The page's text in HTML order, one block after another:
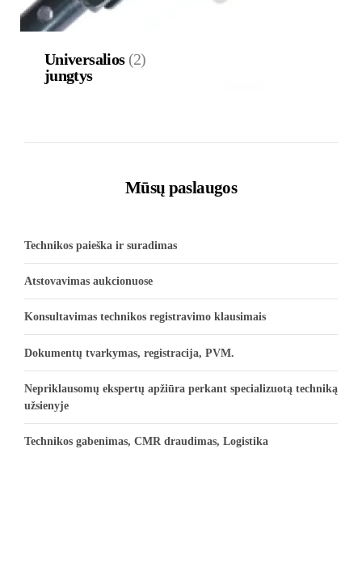
Universalios
jungtys
(2)
Mūsų paslaugos
Technikos paieška ir suradimas
Atstovavimas aukcionuose
Konsultavimas technikos registravimo klausimais
Dokumentų tvarkymas, registracija, PVM.
Nepriklausomų ekspertų apžiūra perkant specializuotą techniką
užsienyje
Technikos gabenimas, CMR draudimas, Logistika